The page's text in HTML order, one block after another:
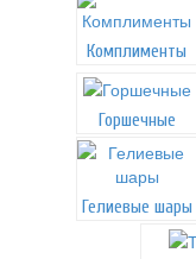
Комплименты
Горшечные
Гелиевые шары